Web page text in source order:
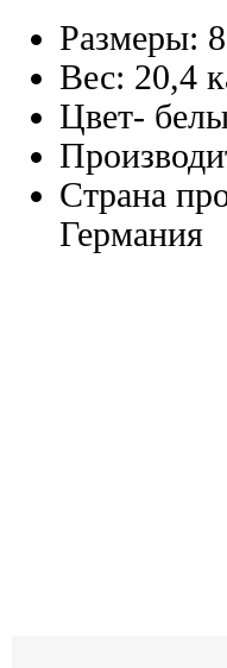
Размеры:
Вес: 20,4
Цвет-
Страна
Германия